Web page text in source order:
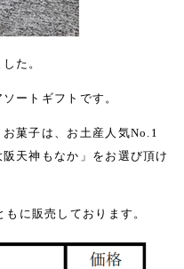
た。
ートギフトです。
菓子は、お土産人気No.1
天神もなか」をお選び頂け
もに販売しております。